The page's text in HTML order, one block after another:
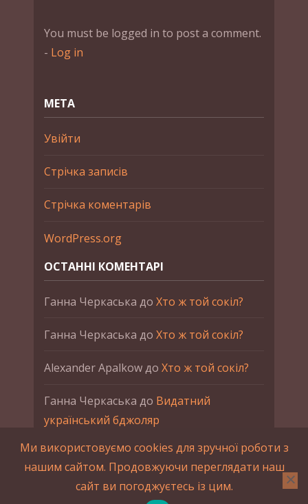
You must be logged in to post a comment.
- Log in
МЕТА
Увійти
Стрічка записів
Стрічка коментарів
WordPress.org
ОСТАННІ КОМЕНТАРІ
Ганна Черкаська до Хто ж той сокіл?
Ганна Черкаська до Хто ж той сокіл?
Alexander Apalkowдо Хто ж той сокіл?
Ганна Черкаська до Видатний
український бджоляр
Ганна ЧеркаськадоПетро Франко
2015-2023 © UAHistory Всі права застережено.
Ми використовуємо cookies для зручної роботи з
нашим сайтом. Продовжуючи переглядати наш
сайт ви погоджуєтесь із цим.